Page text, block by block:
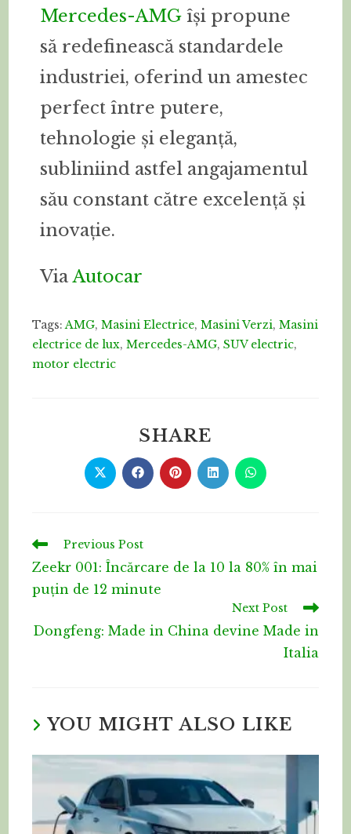
Mercedes-AMG își propune
să redefinească standardele
industriei, oferind un amestec
perfect între putere,
tehnologie și eleganță,
subliniind astfel angajamentul
său constant către excelență și
inovație.
ViaAutocar
Tags:AMG,Masini Electrice,Masini Verzi,Masini
electrice de lux,Mercedes-AMG,SUV electric,
motor electric
SHARE
Previous Post
Zeekr 001: Încărcare de la 10 la 80% în mai
puțin de 12 minute
Next Post
Dongfeng: Made in China devine Made in
Italia
YOU MIGHT ALSO LIKE